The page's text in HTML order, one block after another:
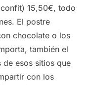
15,50€, todo
El postre
chocolate o los
también el
esos sitios que
con los